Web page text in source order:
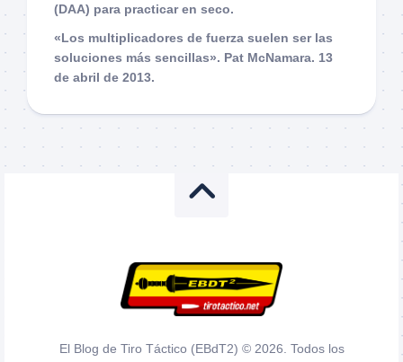
(DAA) para practicar en seco.
«Los multiplicadores de fuerza suelen ser las
soluciones más sencillas». Pat McNamara. 13
de abril de 2013.
El Blog de Tiro Táctico (EBdT2) © 2026. Todos los